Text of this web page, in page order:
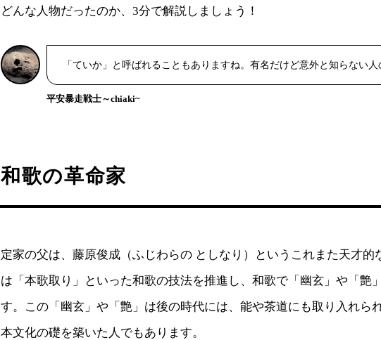
どんな人物だったのか、3分で解説しましょう！
「ていか」と呼ばれることもありますね。有名だけど意外と知らない人
平安暴走戦士～chiaki~
和歌の革命家
定家の父は、藤原俊成（ふじわらの としなり）というこれまた天才的
は「本歌取り」といった和歌の技法を推進し、和歌で「幽玄」や「艶
す。この「幽玄」や「艶」は後の時代には、能や茶道にも取り入れら
本文化の礎を築いた人でもあります。